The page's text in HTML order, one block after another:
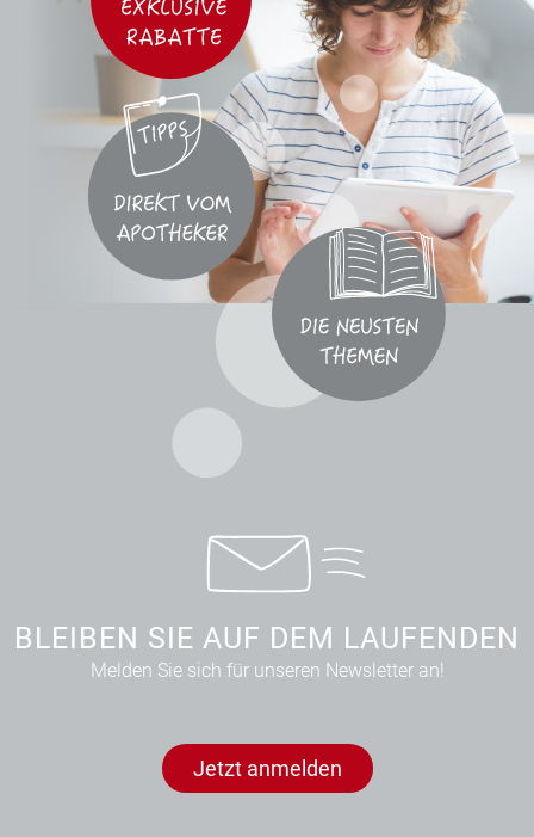
BLEIBEN SIE AUF DEM LAUFENDEN
Melden Sie sich für unseren Newsletter an!
Jetzt anmelden